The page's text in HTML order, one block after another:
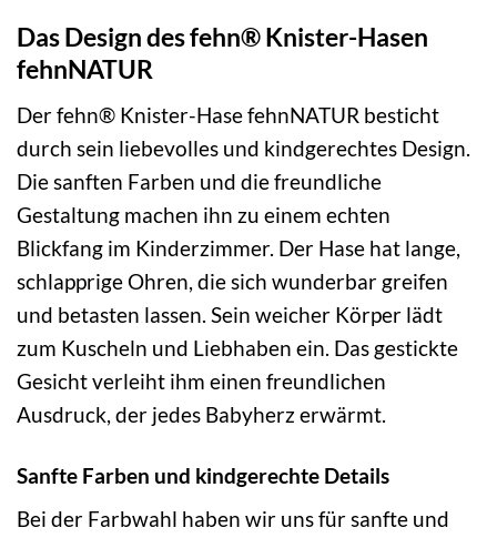
Das Design des fehn® Knister-Hasen
fehnNATUR
Der fehn® Knister-Hase fehnNATUR besticht
durch sein liebevolles und kindgerechtes Design.
Die sanften Farben und die freundliche
Gestaltung machen ihn zu einem echten
Blickfang im Kinderzimmer. Der Hase hat lange,
schlapprige Ohren, die sich wunderbar greifen
und betasten lassen. Sein weicher Körper lädt
zum Kuscheln und Liebhaben ein. Das gestickte
Gesicht verleiht ihm einen freundlichen
Ausdruck, der jedes Babyherz erwärmt.
Sanfte Farben und kindgerechte Details
Bei der Farbwahl haben wir uns für sanfte und